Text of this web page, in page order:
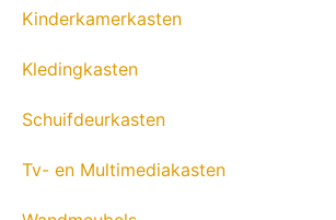
Kinderkamerkasten
Kledingkasten
Schuifdeurkasten
Tv- en Multimediakasten